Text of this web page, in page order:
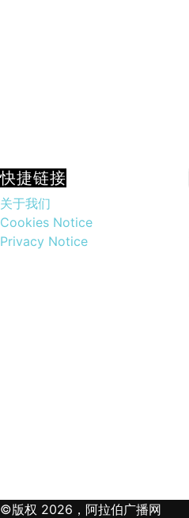
快捷链接
关于我们
Cookies Notice
Privacy Notice
©版权 2026，阿拉伯广播网